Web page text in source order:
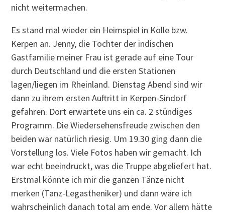
nicht weitermachen.
Es stand mal wieder ein Heimspiel in Kölle bzw.
Kerpen an. Jenny, die Tochter der indischen
Gastfamilie meiner Frau ist gerade auf eine Tour
durch Deutschland und die ersten Stationen
lagen/liegen im Rheinland. Dienstag Abend sind wir
dann zu ihrem ersten Auftritt in Kerpen-Sindorf
gefahren. Dort erwartete uns ein ca. 2 stündiges
Programm. Die Wiedersehensfreude zwischen den
beiden war natürlich riesig. Um 19.30 ging dann die
Vorstellung los. Viele Fotos haben wir gemacht. Ich
war echt beeindruckt, was die Truppe abgeliefert hat.
Erstmal könnte ich mir die ganzen Tänze nicht
merken (Tanz-Legastheniker) und dann wäre ich
wahrscheinlich danach total am ende. Vor allem hätte